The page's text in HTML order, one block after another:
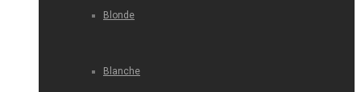
Blonde
Blanche